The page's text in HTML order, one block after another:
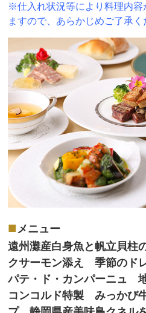
※仕入れ状況等により料理内容
ますので、あらかじめご了承く
■ メニュー
遠州灘産白身魚と帆立貝
クサーモン添え 季節のド
パテ・ド・カンパーニュ
コンコルド特製 みっかび